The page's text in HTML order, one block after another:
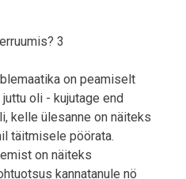
3
on peamiselt
oli - kujutage end
kelle ülesanne on näiteks
täitmisele pöörata.
on näiteks
kannatanule nö